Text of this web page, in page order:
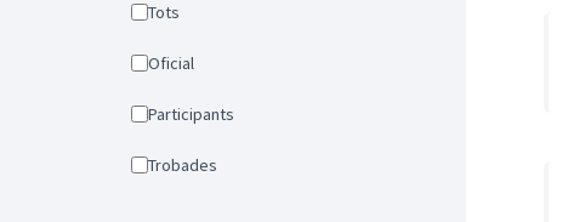
Tots
Oficial
Participants
Trobades